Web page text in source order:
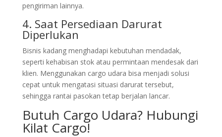
pengiriman lainnya.
4. Saat Persediaan Darurat
Diperlukan
Bisnis kadang menghadapi kebutuhan mendadak,
seperti kehabisan stok atau permintaan mendesak dari
klien. Menggunakan cargo udara bisa menjadi solusi
cepat untuk mengatasi situasi darurat tersebut,
sehingga rantai pasokan tetap berjalan lancar.
Butuh Cargo Udara? Hubungi
Kilat Cargo!